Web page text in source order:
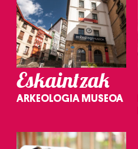
Eskaintzak
ARKEOLOGIA MUSEOA